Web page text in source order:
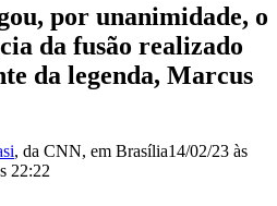
por unanimidade, o
da fusão realizado
da legenda, Marcus
, da CNN, em Brasília14/02/23 às
22:22